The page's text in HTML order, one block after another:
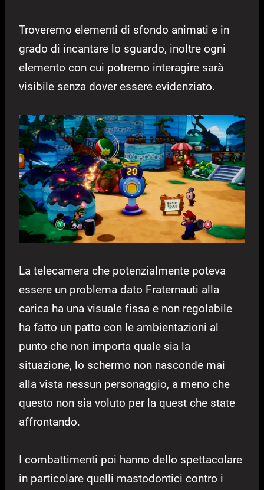
Troveremo elementi di sfondo animati e in
grado di incantare lo sguardo, inoltre ogni
elemento con cui potremo interagire sarà
visibile senza dover essere evidenziato.
La telecamera che potenzialmente poteva
essere un problema dato Fraternauti alla
carica ha una visuale fissa e non regolabile
ha fatto un patto con le ambientazioni al
punto che non importa quale sia la
situazione, lo schermo non nasconde mai
alla vista nessun personaggio, a meno che
questo non sia voluto per la quest che state
affrontando.
I combattimenti poi hanno dello spettacolare
in particolare quelli mastodontici contro i